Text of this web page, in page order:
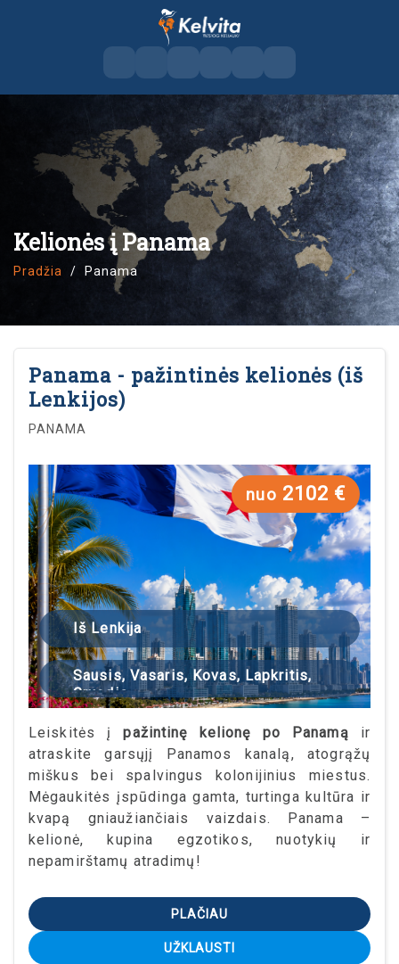
Kelionės į Panama
Pradžia Panama
Panama - pažintinės kelionės (iš
Lenkijos)
PANAMA
nuo 2102 €
Iš Lenkija
Sausis, Vasaris, Kovas, Lapkritis,
Gruodis
Leiskitės įpažintinę kelionę po Panamą ir
atraskite garsųjį Panamos kanalą, atogrąžų
miškus bei spalvingus kolonijinius miestus.
Mėgaukitės įspūdinga gamta, turtinga kultūra ir
kvapą gniaužiančiais vaizdais. Panama –
kelionė, kupina egzotikos, nuotykių ir
nepamirštamų atradimų!
PLAČIAU
UŽKLAUSTI